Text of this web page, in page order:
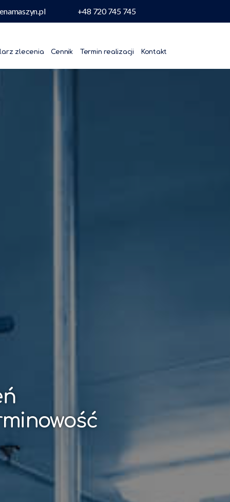
+48 720 745 745
zlecenia Cennik Termin realizacji Kontakt